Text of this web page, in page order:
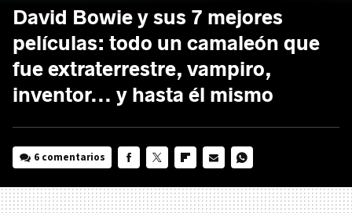
David Bowie y sus 7 mejores
películas: todo un camaleón que
fue extraterrestre, vampiro,
inventor... y hasta él mismo
6 comentarios
MAIL